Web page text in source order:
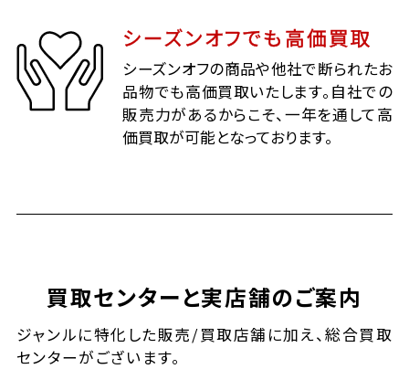
シーズンオフでも高価買取
シーズンオフの商品や他社で断られたお
品物でも高価買取いたします。自社での
販売力があるからこそ、一年を通して高
価買取が可能となっております。
買取センターと実店舗のご案内
ジャンルに特化した販売/買取店舗に加え、総合買取
センターがございます。